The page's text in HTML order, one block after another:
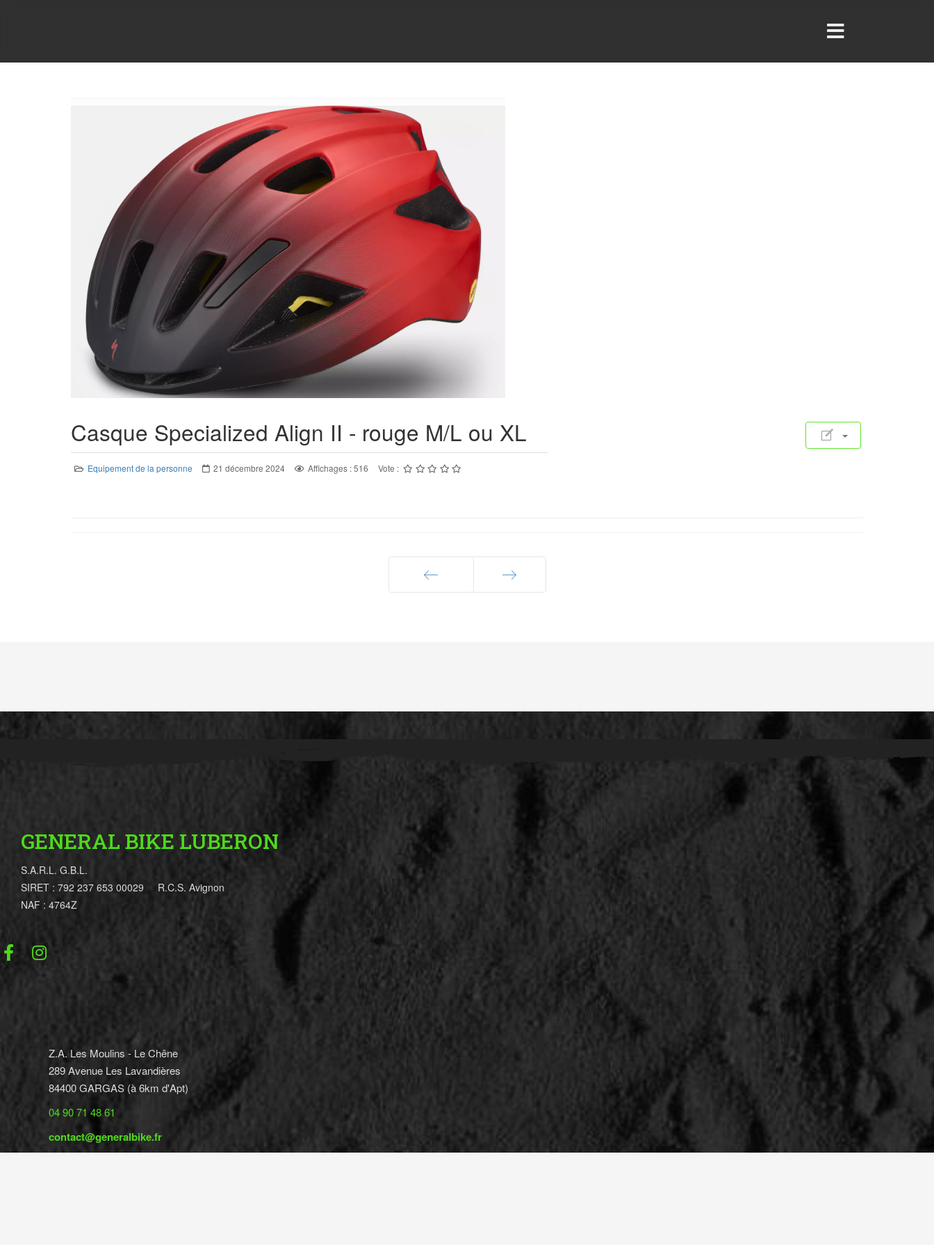
Casque Specialized Align II - rouge M/L ou XL
Equipement de la personne 21 décembre 2024 Affichages : 516 Vote :
GENERAL BIKE LUBERON
S.A.R.L. G.B.L.
SIRET : 792 237 653 00029 R.C.S. Avignon
NAF : 4764Z
Z.A. Les Moulins - Le Chêne
289 Avenue Les Lavandières
84400 GARGAS (à 6km d'Apt)
04 90 71 48 61
contact@generalbike.fr